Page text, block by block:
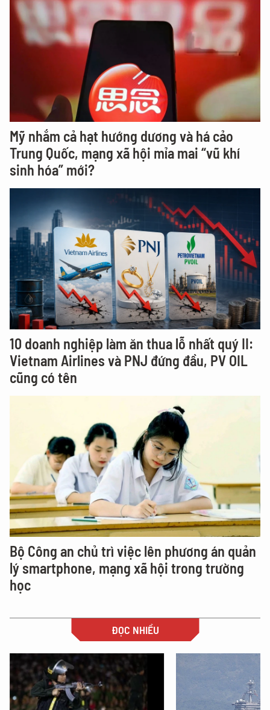
Mỹ nhắm cả hạt hướng dương và há cảo
Trung Quốc, mạng xã hội mỉa mai “vũ khí
sinh hóa” mới?
10 doanh nghiệp làm ăn thua lỗ nhất quý II:
Vietnam Airlines và PNJ đứng đầu, PV OIL
cũng có tên
Bộ Công an chủ trì việc lên phương án quản
lý smartphone, mạng xã hội trong trường
học
ĐỌC NHIỀU